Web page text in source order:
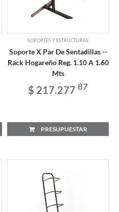
SOPORTES Y ESTRUCTURAS
Soporte X Par De Sentadillas --
Rack Hogareño Reg. 1.10 A 1.60
Mts
$ 217.277 87
PRESUPUESTAR